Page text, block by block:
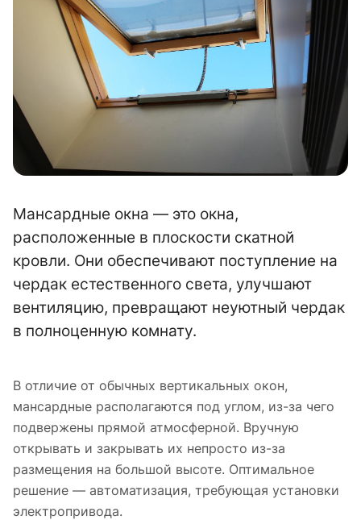
Мансардные окна — это окна,
расположенные в плоскости скатной
кровли. Они обеспечивают поступление на
чердак естественного света, улучшают
вентиляцию, превращают неуютный чердак
в полноценную комнату.
В отличие от обычных вертикальных окон,
мансардные располагаются под углом, из-за чего
подвержены прямой атмосферной. Вручную
открывать и закрывать их непросто из-за
размещения на большой высоте. Оптимальное
решение — автоматизация, требующая установки
электропривода.